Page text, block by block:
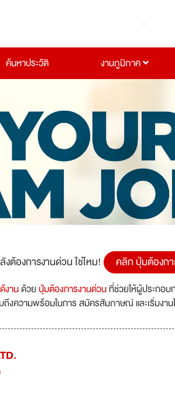
ค้นหาประวัติ งานภูมิภาค
ต้องการงานด่วน ใช่ไหม! คลิก ปุ่มต้องก
งานด้วยปุ่มต้องการงานด่วนที่ช่วยให้ผู้ประกอบ
ถึงความพร้อมในการ สมัครสัมภาษณ์ และเริ่มงา